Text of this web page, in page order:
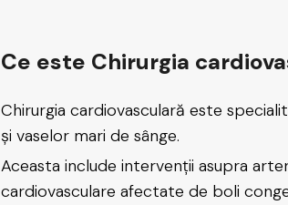
Ce este Chirurgia
Chirurgia cardiovasculară este
și vaselor mari de sânge.
Aceasta include intervenții asupra
cardiovasculare afectate de boli